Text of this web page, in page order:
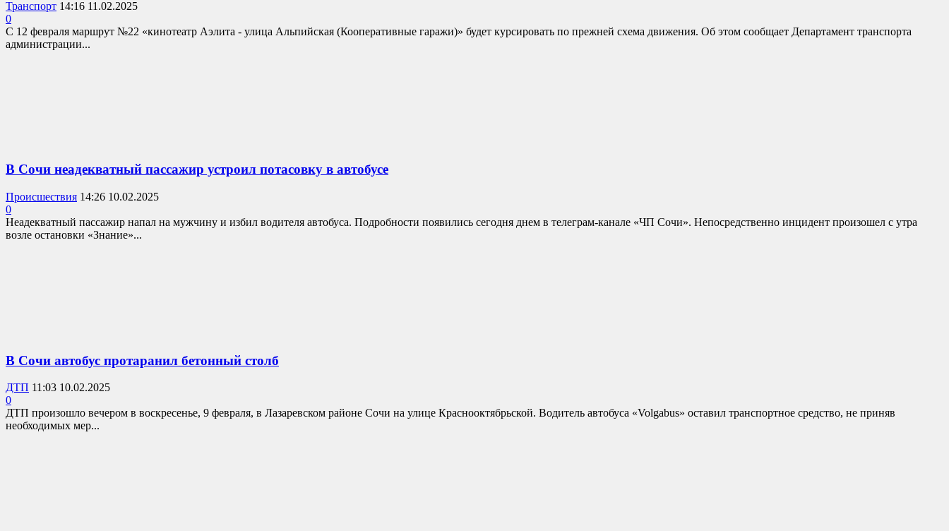
Транспорт 14:16 11.02.2025
0
С 12 февраля маршрут №22 «кинотеатр Аэлита - улица Альпийская (Кооперативные гаражи)» будет курсировать по прежней схема движения. Об этом сообщает Департамент транспорта
администрации...
В Сочи неадекватный пассажир устроил потасовку в автобусе
Происшествия 14:26 10.02.2025
0
Неадекватный пассажир напал на мужчину и избил водителя автобуса. Подробности появились сегодня днем в телеграм-канале «ЧП Сочи». Непосредственно инцидент произошел с утра
возле остановки «Знание»...
В Сочи автобус протаранил бетонный столб
ДТП 11:03 10.02.2025
0
ДТП произошло вечером в воскресенье, 9 февраля, в Лазаревском районе Сочи на улице Краснооктябрьской. Водитель автобуса «Volgabus» оставил транспортное средство, не приняв
необходимых мер...